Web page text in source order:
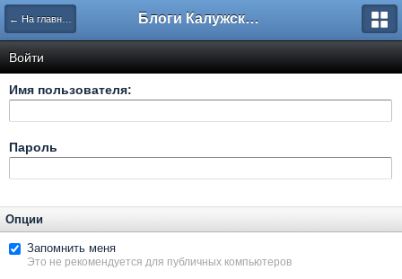
← На главную Блоги Калужского перекрестка
Войти
Имя пользователя:
Пароль
Опции
Запомнить меня
Это не рекомендуется для публичных компьютеров